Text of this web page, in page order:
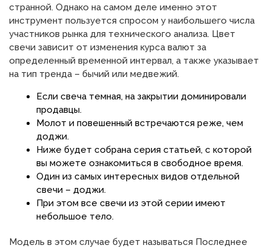
странной. Однако на самом деле именно этот
инструмент пользуется спросом у наибольшего числа
участников рынка для технического анализа. Цвет
свечи зависит от изменения курса валют за
определенный временной интервал, а также указывает
на тип тренда – бычий или медвежий.
Если свеча темная, на закрытии доминировали
продавцы.
Молот и повешенный встречаются реже, чем
доджи.
Ниже будет собрана серия статьей, с которой
вы можете ознакомиться в свободное время.
Один из самых интересных видов отдельной
свечи – доджи.
При этом все свечи из этой серии имеют
небольшое тело.
Модель в этом случае будет называться Последнее